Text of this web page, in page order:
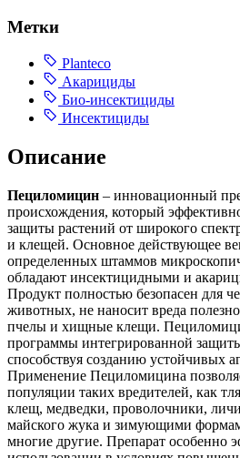
Метки
Planteco
Акарициды
Био-инсектициды
Инсектициды
Описание
Пециломицин – инновационный
происхождения, который
защиты растений от широкого
и клещей. Основное действующее
определенных штаммов
обладают инсектицидными и
Продукт полностью безопасен для
животных, не наносит вреда
пчелы и хищные клещи.
программы интегрированной
способствуя созданию устойчивых
Применение Пециломицина
популяции таких вредителей, как
клещ, медведки, проволочники,
майского жука и зимующими
многие другие. Препарат особенно